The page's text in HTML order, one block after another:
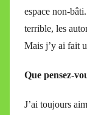
espace non-
terrible, les
Mais j’y ai fait
Que pensez-
J’ai toujours